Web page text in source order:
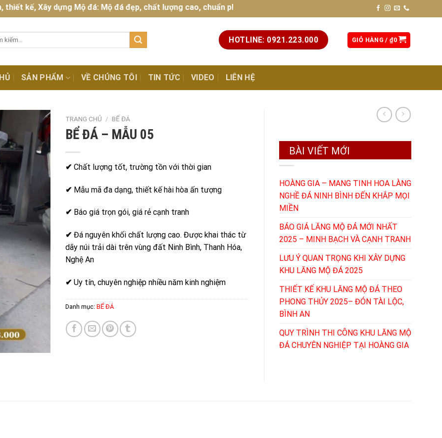
kế, Xây dựng Mộ đá: Mộ đá đẹp, chất lượng cao, chuẩn phong thủy. Liên hệ hotline: 0921.223.000 (để được tư vấn và
HOTLINE: 0921.223.000 GIỎ HÀNG /₫0
SẢN PHẨM VỀ CHÚNG TÔI TIN TỨC VIDEO LIÊN HỆ
TRANG CHỦ / BỂ ĐÁ
BỂ ĐÁ – MẪU 05
✔ Chất lượng tốt, trường tồn với thời gian
✔ Mẫu mã đa dạng, thiết kế hài hòa ấn tượng
✔ Báo giá trọn gói, giá rẻ cạnh tranh
✔ Đá nguyên khối chất lượng cao. Được khai thác từ
dãy núi trải dài trên vùng đất Ninh Bình, Thanh Hóa,
Nghệ An
✔ Uy tín, chuyên nghiệp nhiều năm kinh nghiệm
Danh mục: BỂ ĐÁ
BÀI VIẾT MỚI
HOÀNG GIA – MANG TINH HOA LÀNG
NGHỀ ĐÁ NINH BÌNH ĐẾN KHẮP MỌI
MIỀN
BÁO GIÁ LĂNG MỘ ĐÁ MỚI NHẤT
2025 – MINH BẠCH VÀ CẠNH TRANH
LƯU Ý QUAN TRỌNG KHI XÂY DỰNG
KHU LĂNG MỘ ĐÁ 2025
THIẾT KẾ KHU LĂNG MỘ ĐÁ THEO
PHONG THỦY 2025– ĐÓN TÀI LỘC,
BÌNH AN
QUY TRÌNH THI CÔNG KHU LĂNG MỘ
ĐÁ CHUYÊN NGHIỆP TẠI HOÀNG GIA